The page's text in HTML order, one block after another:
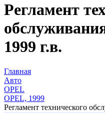
Регламент
1999 г.в.
Главная
Авто
OPEL
OPEL, 1999
Регламент технического